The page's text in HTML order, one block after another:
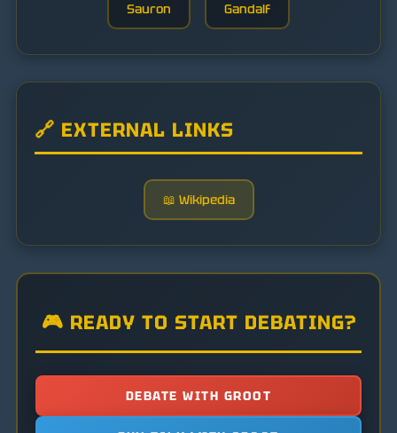
Sauron Gandalf
🔗 EXTERNAL LINKS
📖 Wikipedia
🎮 READY TO START DEBATING?
DEBATE WITH GROOT